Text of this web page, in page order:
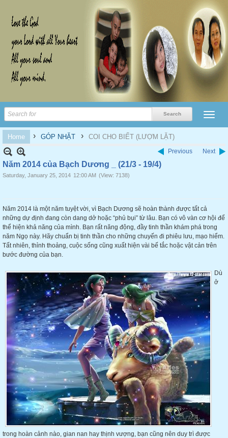
Home › GÓP NHẶT › COI CHO BIẾT (LƯỢM LẶT)
Previous Next
Năm 2014 của Bạch Dương _ (21/3 - 19/4)
Saturday, January 25, 2014 12:00 AM (View: 7138)
Năm 2014 là một năm tuyệt vời, vì Bạch Dương sẽ hoàn thành được tất cả
những dự định đang còn dang dở hoặc “phủ bụi” từ lâu. Bạn có vô vàn cơ hội để
thể hiện khả năng của mình. Bạn rất năng động, đầy tinh thần khám phá trong
năm Ngọ này. Hãy chuẩn bị tinh thần cho những chuyến đi phiêu lưu, mạo hiểm.
Tất nhiên, thỉnh thoảng, cuộc sống cũng xuất hiện vài bế tắc hoặc vật cản trên
bước đường của bạn.
Dù
ở
trong hoàn cảnh nào, gian nan hay thịnh vượng, bạn cũng nên duy trì được